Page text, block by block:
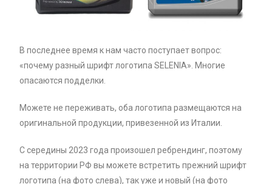
В последнее время к нам часто поступает вопрос:
«почему разный шрифт логотипа SELENIA». Многие
опасаются подделки.
Можете не переживать, оба логотипа размещаются на
оригинальной продукции, привезенной из Италии.
С середины 2023 года произошел ребрендинг, поэтому
на территории РФ вы можете встретить прежний шрифт
логотипа (на фото слева), так уже и новый (на фото